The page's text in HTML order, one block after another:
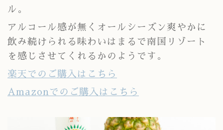
ル。
アルコール感が無くオールシーズン爽やかに
飲み続けられる味わいはまるで南国リゾート
を感じさせてくれるかのようです。
楽天でのご購入はこちら
Amazonでのご購入はこちら